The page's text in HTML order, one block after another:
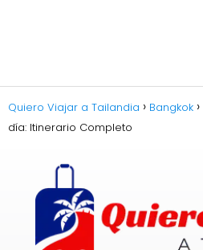
Quiero Viajar a Tailandia Bangkok
día: Itinerario Completo